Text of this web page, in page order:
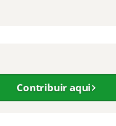
Contribuir aqui